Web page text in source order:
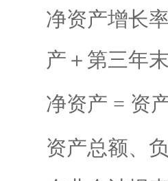
净资产增长
产＋第三年
净资产 = 资
资产总额、